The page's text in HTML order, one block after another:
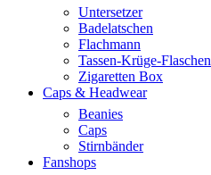
Untersetzer
Badelatschen
Flachmann
Tassen-Krüge-Flaschen
Zigaretten Box
Caps & Headwear
Beanies
Caps
Stirnbänder
Fanshops